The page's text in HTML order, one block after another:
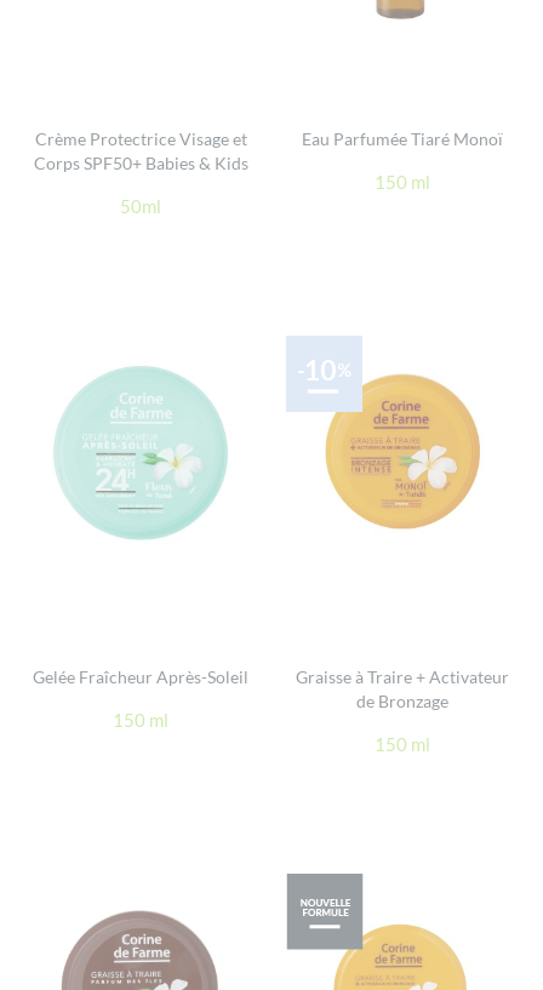
Crème Protectrice Visage et
Corps SPF50+ Babies & Kids
50ml
Eau Parfumée Tiaré Monoï
150 ml
Gelée Fraîcheur Après-Soleil
150 ml
Graisse à Traire + Activateur
de Bronzage
150 ml